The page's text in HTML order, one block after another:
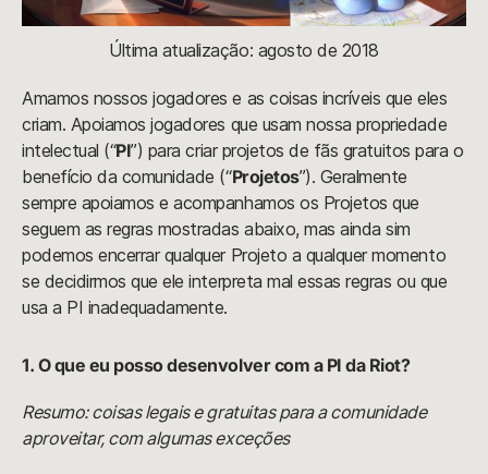
Última atualização: agosto de 2018
Amamos nossos jogadores e as coisas incríveis que eles
criam. Apoiamos jogadores que usam nossa propriedade
intelectual (“PI”) para criar projetos de fãs gratuitos para o
benefício da comunidade (“Projetos”). Geralmente
sempre apoiamos e acompanhamos os Projetos que
seguem as regras mostradas abaixo, mas ainda sim
podemos encerrar qualquer Projeto a qualquer momento
se decidirmos que ele interpreta mal essas regras ou que
usa a PI inadequadamente.
1. O que eu posso desenvolver com a PI da Riot?
Resumo: coisas legais e gratuitas para a comunidade
aproveitar, com algumas exceções